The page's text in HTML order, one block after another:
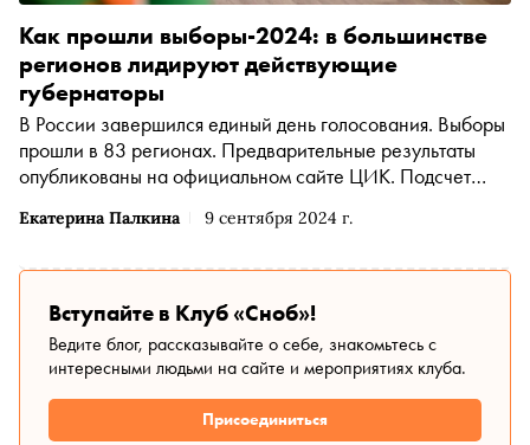
Екатерина Палкина 9 сентября 2024 г.
Как прошли выборы-2024: в большинстве
регионов лидируют действующие
губернаторы
В России завершился единый день голосования. Выборы
прошли в 83 регионах. Предварительные результаты
опубликованы на официальном сайте ЦИК. Подсчет
материале «Сноба»
Вступайте в Клуб «Сноб»!
Ведите блог, рассказывайте о себе, знакомьтесь с
интересными людьми на сайте и мероприятиях клуба.
Присоединиться